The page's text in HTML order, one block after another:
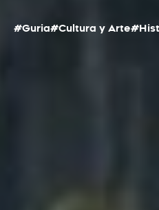
#Guria#Cultura y Arte